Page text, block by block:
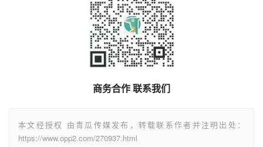
商务合作 联系我们
本文经授权 由青瓜传媒发布，转载联系作者并注明出处：
https://www.opp2.com/270937.html